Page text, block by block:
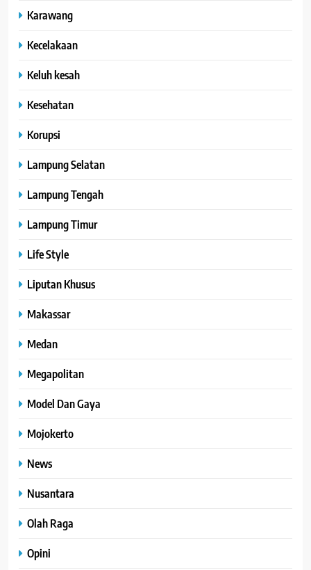
Karawang
Kecelakaan
Keluh kesah
Kesehatan
Korupsi
Lampung Selatan
Lampung Tengah
Lampung Timur
Life Style
Liputan Khusus
Makassar
Medan
Megapolitan
Model Dan Gaya
Mojokerto
News
Nusantara
Olah Raga
Opini